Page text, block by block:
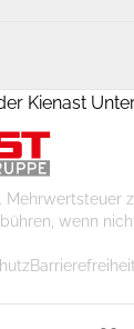
Kienast
Mehrwertsteuer
wenn
Barrierefreiheit